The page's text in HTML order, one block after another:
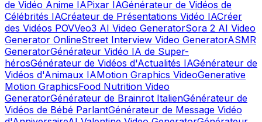
de Vidéo Anime IAPixar IAGénérateur de Vidéos de
Célébrités IACréateur de Présentations Vidéo IACréer
des Vidéos POVVeo3 AI Video GeneratorSora 2 AI Video
Generator OnlineStreet Interview Video GeneratorASMR
GeneratorGénérateur Vidéo IA de Super-
hérosGénérateur de Vidéos d'Actualités IAGénérateur de
Vidéos d'Animaux IAMotion Graphics VideoGenerative
Motion GraphicsFood Nutrition Video
GeneratorGénérateur de Brainrot ItalienGénérateur de
Vidéos de Bébé ParlantGénérateur de Message Vidéo